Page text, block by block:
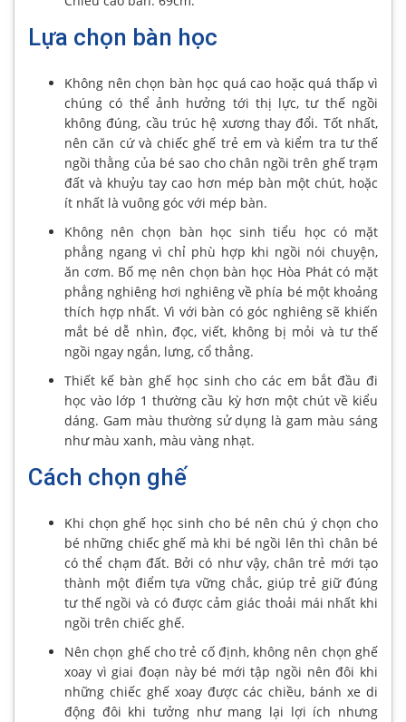
Lựa chọn bàn học
Không nên chọn bàn học quá cao hoặc quá thấp vì
chúng có thể ảnh hưởng tới thị lực, tư thế ngồi
không đúng, cầu trúc hệ xương thay đổi. Tốt nhất,
nên căn cứ và chiếc ghế trẻ em và kiểm tra tư thế
ngồi thằng của bé sao cho chân ngồi trên ghế trạm
đất và khuỷu tay cao hơn mép bàn một chút, hoặc
ít nhất là vuông góc với mép bàn.
Không nên chọn bàn học sinh tiểu học có mặt
phẳng ngang vì chỉ phù hợp khi ngồi nói chuyện,
ăn cơm. Bố mẹ nên chọn bàn học Hòa Phát có mặt
phẳng nghiêng hơi nghiêng về phía bé một khoảng
thích hợp nhất. Vì với bàn có góc nghiêng sẽ khiến
mắt bé dễ nhìn, đọc, viết, không bị mỏi và tư thế
ngồi ngay ngắn, lưng, cổ thẳng.
Thiết kế bàn ghế học sinh cho các em bắt đầu đi
học vào lớp 1 thường cầu kỳ hơn một chút về kiểu
dáng. Gam màu thường sử dụng là gam màu sáng
như màu xanh, màu vàng nhạt.
Cách chọn ghế
Khi chọn ghế học sinh cho bé nên chú ý chọn cho
bé những chiếc ghế mà khi bé ngồi lên thì chân bé
có thể chạm đất. Bởi có như vậy, chân trẻ mới tạo
thành một điểm tựa vững chắc, giúp trẻ giữ đúng
tư thế ngồi và có được cảm giác thoải mái nhất khi
ngồi trên chiếc ghế.
Nên chọn ghế cho trẻ cố định, không nên chọn ghế
xoay vì giai đoạn này bé mới tập ngồi nên đôi khi
những chiếc ghế xoay được các chiều, bánh xe di
động đôi khi tưởng như mang lại lợi ích nhưng